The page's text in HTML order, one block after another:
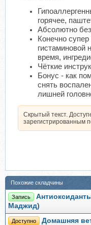
горячее,
Абсолютно
Конечно
гистаминовой
время,
Чёткие
Бонус - как
снять
лишней
Скрытый текст.
зарегистрированным
Похожие складчины
Запись
Маджид)
Доступно Домашняя